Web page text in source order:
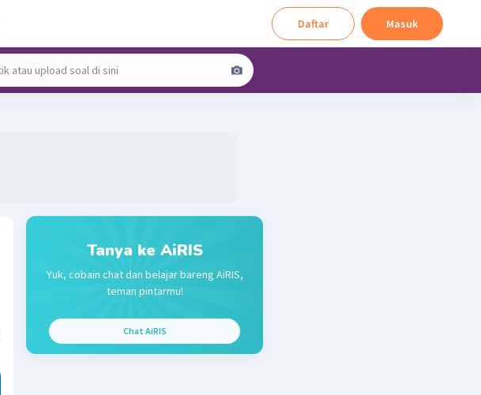
Daftar Masuk
Tanya ke AiRIS
Yuk, cobain chat dan belajar bareng AiRIS,
teman pintarmu!
Chat AiRIS